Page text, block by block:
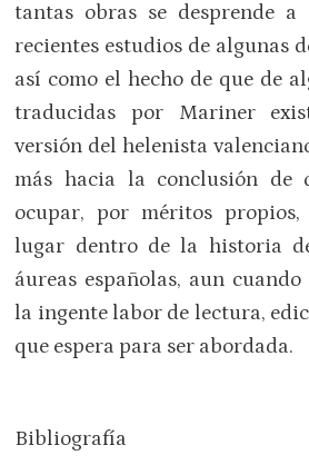
tantas obras se desprende
recientes estudios de algunas
así como el hecho de que de
traducidas por Mariner
versión del helenista
más hacia la conclusión de
ocupar, por méritos propios,
lugar dentro de la historia
áureas españolas, aun
la ingente labor de lectura,
que espera para ser abordada.
Bibliografía